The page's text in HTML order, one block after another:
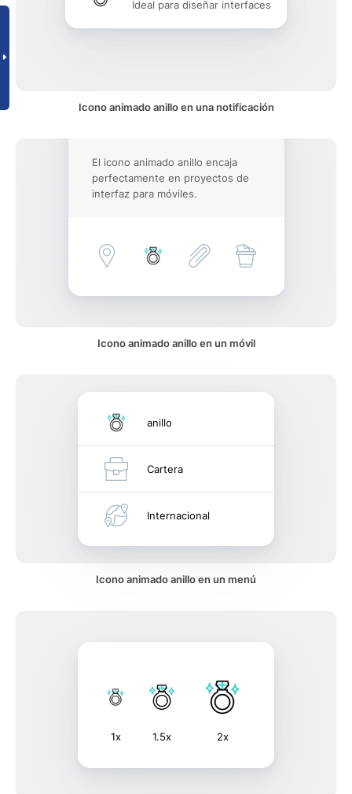
Ideal para diseñar interfaces
Icono animado anillo en una notificación
El icono animado anillo encaja
perfectamente en proyectos de
interfaz para móviles.
Icono animado anillo en un móvil
anillo
Cartera
Internacional
Icono animado anillo en un menú
1x 1.5x 2x